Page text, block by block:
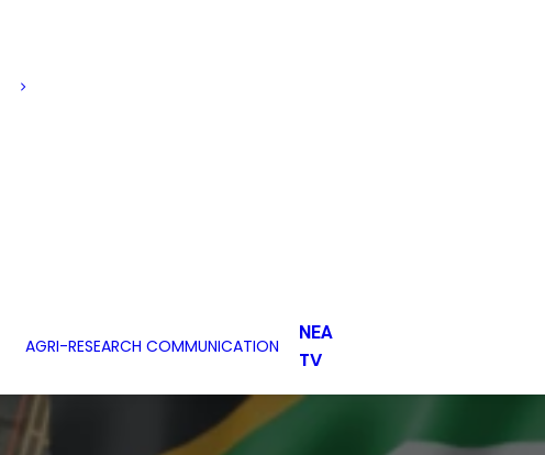
AGRI-RESEARCH COMMUNICATION
ΝΕΑ
TV